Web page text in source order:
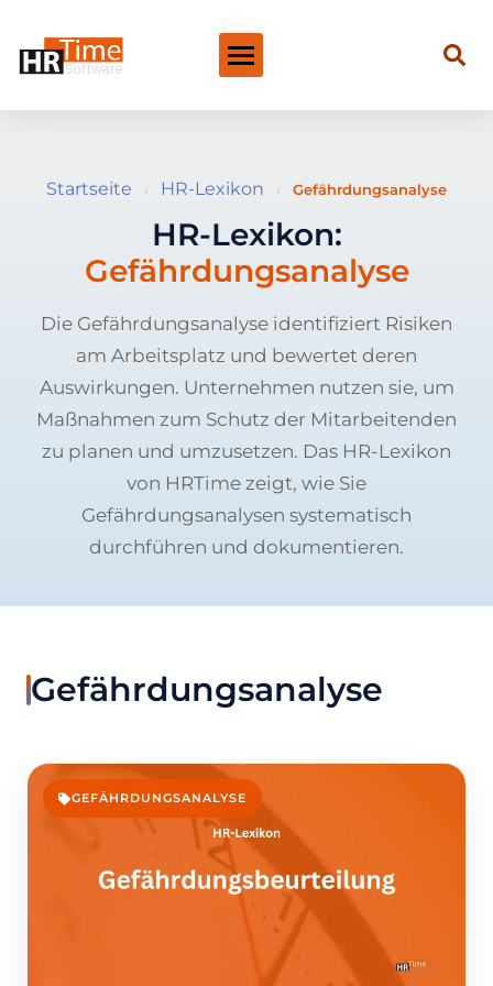
Startseite › HR-Lexikon › Gefährdungsanalyse
HR-Lexikon:
Gefährdungsanalyse
Die Gefährdungsanalyse identifiziert Risiken
am Arbeitsplatz und bewertet deren
Auswirkungen. Unternehmen nutzen sie, um
Maßnahmen zum Schutz der Mitarbeitenden
zu planen und umzusetzen. Das HR-Lexikon
von HRTime zeigt, wie Sie
Gefährdungsanalysen systematisch
durchführen und dokumentieren.
Gefährdungsanalyse
GEFÄHRDUNGSANALYSE